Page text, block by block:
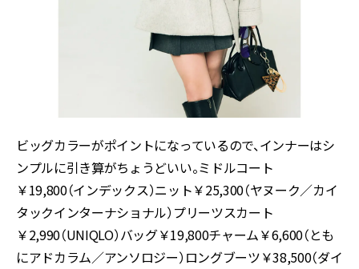
ビッグカラーがポイントになっているので、インナーはシ
ンプルに引き算がちょうどいい。ミドルコート
￥19,800（インデックス）ニット￥25,300（ヤヌーク／カイ
タックインターナショナル）プリーツスカート
￥2,990（UNIQLO）バッグ￥19,800チャーム￥6,600（とも
にアドカラム／アンソロジー）ロングブーツ￥38,500（ダイ